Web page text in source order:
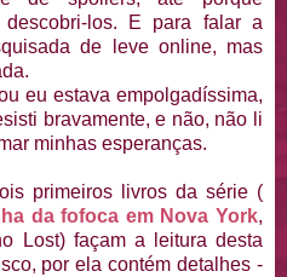
los. E para falar a
de leve online, mas
eu estava empolgadíssima,
bravamente, e não, não li
minhas esperanças.
primeiros livros da série (
da fofoca em Nova York,
Lost) façam a leitura desta
por ela contém detalhes -